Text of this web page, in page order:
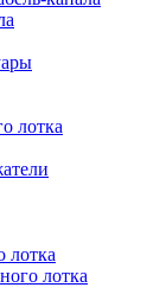
лотка
лотка
лотка